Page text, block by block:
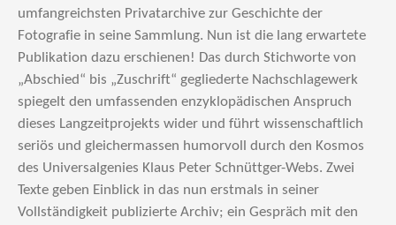
umfangreichsten Privatarchive zur Geschichte der
Fotografie in seine Sammlung. Nun ist die lang erwartete
Publikation dazu erschienen! Das durch Stichworte von
„Abschied“ bis „Zuschrift“ gegliederte Nachschlagewerk
spiegelt den umfassenden enzyklopädischen Anspruch
dieses Langzeitprojekts wider und führt wissenschaftlich
seriös und gleichermassen humorvoll durch den Kosmos
des Universalgenies Klaus Peter Schnüttger-Webs. Zwei
Texte geben Einblick in das nun erstmals in seiner
Vollständigkeit publizierte Archiv; ein Gespräch mit den